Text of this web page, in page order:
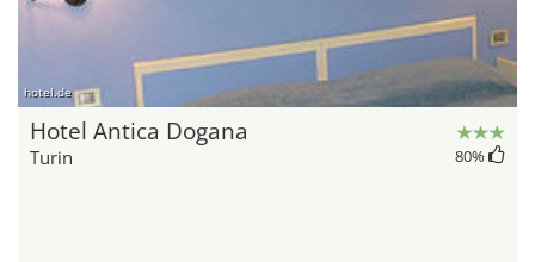
hotel.de
Hotel Antica Dogana
Turin 80%